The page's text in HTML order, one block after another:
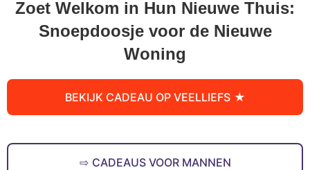
Zoet Welkom in Hun Nieuwe Thuis:
Snoepdoosje voor de Nieuwe
Woning
BEKIJK CADEAU OP VEELLIEFS
CADEAUS VOOR MANNEN